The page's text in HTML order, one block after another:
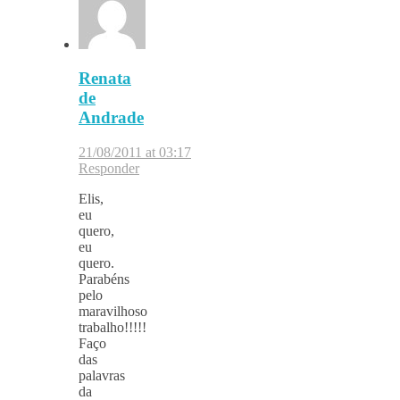
Renata
de
Andrade
21/08/2011 at 03:17
Responder
Elis,
eu
quero,
eu
quero.
Parabéns
pelo
maravilhoso
trabalho!!!!!
Faço
das
palavras
da